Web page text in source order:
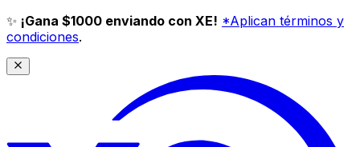
✨ ¡Gana $1000 enviando con XE! *Aplican términos y
condiciones.